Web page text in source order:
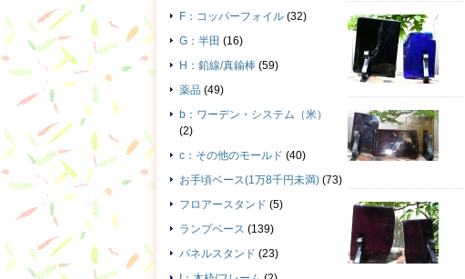
F：コッパーフォイル (32)
G：半田 (16)
H：鉛線/真鍮棒 (59)
薬品 (49)
b：ワーデン・システム（米）
(2)
c：その他のモールド (40)
お手頃ベース(1万8千円未満) (73)
フロアースタンド (5)
ランプベース (139)
パネルスタンド (23)